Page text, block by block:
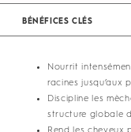
BÉNÉFICES CLÉS
Nourrit
racines jusqu’aux
Discipline les
structure globale